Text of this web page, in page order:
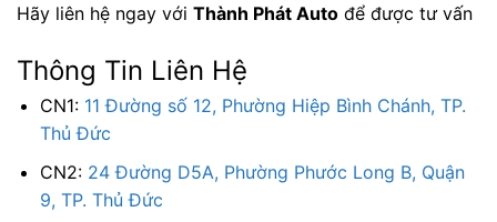
Hãy liên hệ ngay với Thành Phát Auto để được tư vấn
Thông Tin Liên Hệ
CN1: 11 Đường số 12, Phường Hiệp Bình Chánh, TP.
Thủ Đức
CN2: 24 Đường D5A, Phường Phước Long B, Quận
9, TP. Thủ Đức